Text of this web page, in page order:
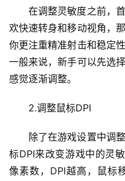
在调整灵敏度之前，
欢快速转身和移动视角，
你更注重精准射击和稳定
一般来说，新手可以先选
感觉逐渐调整。
2.调整鼠标DPI
除了在游戏设置中调
标DPI来改变游戏中的灵
像素数，DPI越高，鼠标